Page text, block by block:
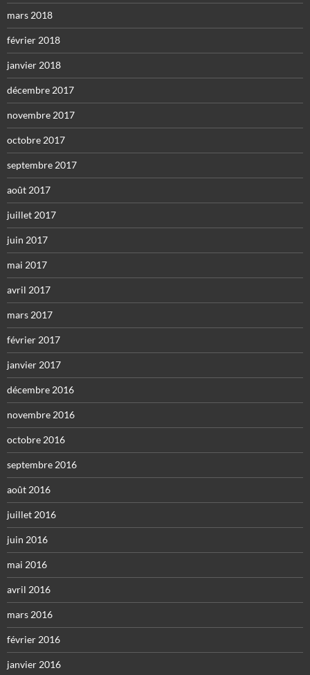
mars 2018
février 2018
janvier 2018
décembre 2017
novembre 2017
octobre 2017
septembre 2017
août 2017
juillet 2017
juin 2017
mai 2017
avril 2017
mars 2017
février 2017
janvier 2017
décembre 2016
novembre 2016
octobre 2016
septembre 2016
août 2016
juillet 2016
juin 2016
mai 2016
avril 2016
mars 2016
février 2016
janvier 2016